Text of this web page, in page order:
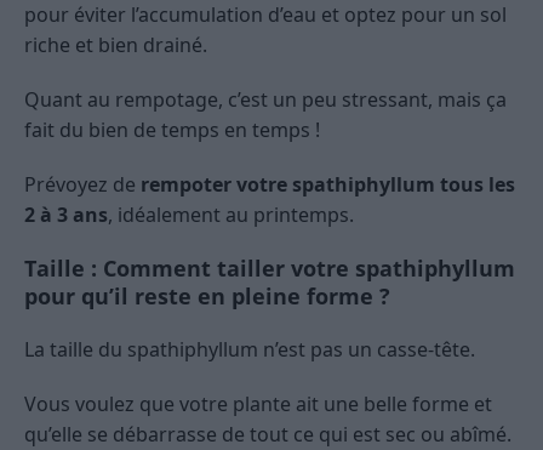
pour éviter l’accumulation d’eau et optez pour un sol
riche et bien drainé.
Quant au rempotage, c’est un peu stressant, mais ça
fait du bien de temps en temps !
Prévoyez de rempoter votre spathiphyllum tous les
2 à 3 ans, idéalement au printemps.
Taille : Comment tailler votre spathiphyllum
pour qu’il reste en pleine forme ?
La taille du spathiphyllum n’est pas un casse-tête.
Vous voulez que votre plante ait une belle forme et
qu’elle se débarrasse de tout ce qui est sec ou abîmé.